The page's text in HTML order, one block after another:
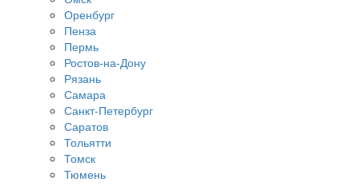
Оренбург
Пенза
Пермь
Ростов-на-Дону
Рязань
Самара
Санкт-Петербург
Саратов
Тольятти
Томск
Тюмень